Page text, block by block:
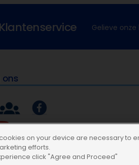
Klantenservice Gelieve
ons
on your device are necessary to
efforts.
click "Agree and Proceed"